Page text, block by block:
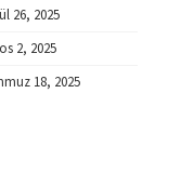
26, 2025
2, 2025
18, 2025